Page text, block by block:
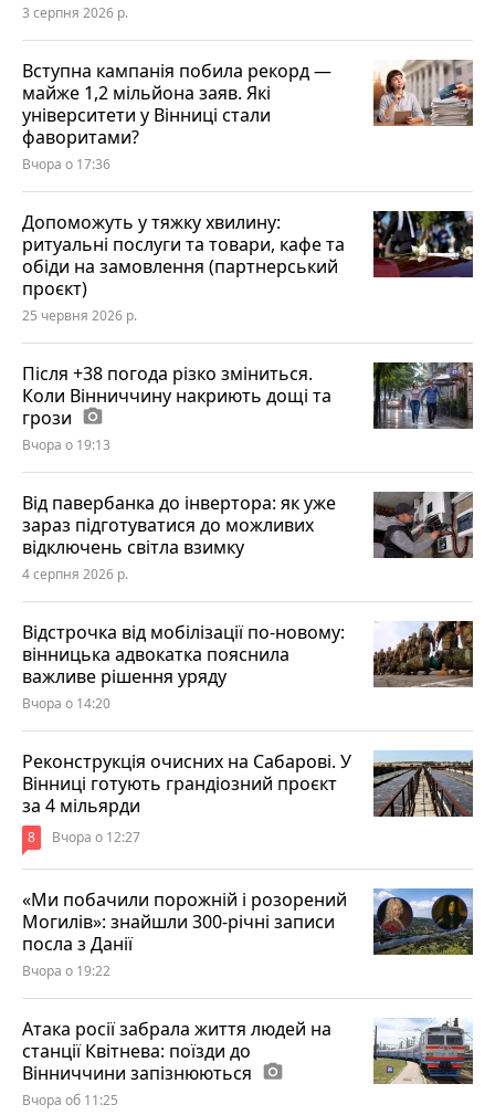
3 серпня 2026 р.
Вступна кампанія побила рекорд —
майже 1,2 мільйона заяв. Які
університети у Вінниці стали
фаворитами?
Вчора о 17:36
Допоможуть у тяжку хвилину:
ритуальні послуги та товари, кафе та
обіди на замовлення (партнерський
проєкт)
25 червня 2026 р.
Після +38 погода різко зміниться.
Коли Вінниччину накриють дощі та
грози photo_camera
Вчора о 19:13
Від павербанка до інвертора: як уже
зараз підготуватися до можливих
відключень світла взимку
4 серпня 2026 р.
Відстрочка від мобілізації по-новому:
вінницька адвокатка пояснила
важливе рішення уряду
Вчора о 14:20
Реконструкція очисних на Сабарові. У
Вінниці готують грандіозний проєкт
за 4 мільярди
8 Вчора о 12:27
«Ми побачили порожній і розорений
Могилів»: знайшли 300-річні записи
посла з Данії
Вчора о 19:22
Атака росії забрала життя людей на
станції Квітнева: поїзди до
Вінниччини запізнюються photo_camera
Вчора об 11:25